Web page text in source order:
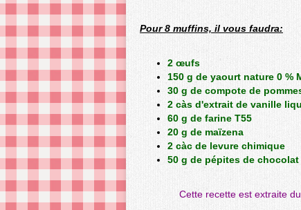
Pour 8 muffins, il vous faudra:
2 œufs
150 g de yaourt nature 0 %
30 g de compote de
2 càs d'extrait de vanille
60 g de farine T55
20 g de maïzena
2 càc de levure chimique
50 g de pépites de chocolat
Cette recette est extraite